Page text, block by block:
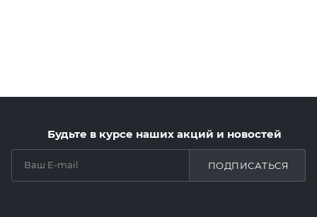
Будьте в курсе наших акций и новостей
ПОДПИСАТЬСЯ